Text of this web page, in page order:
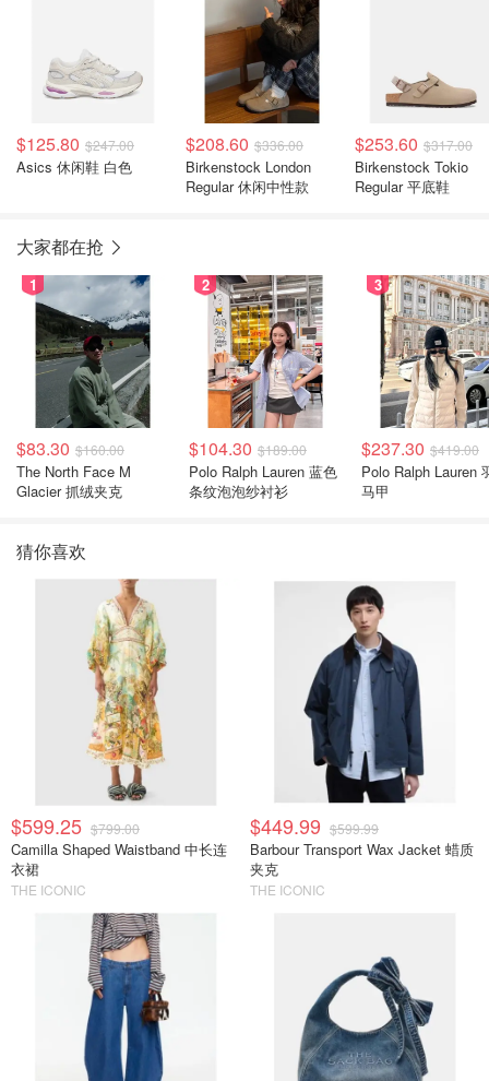
$125.80 $247.00
Asics 休闲鞋 白色
$208.60 $336.00
Birkenstock London
Regular 休闲中性款
$253.60 $317.00
Birkenstock Tokio
Regular 平底鞋
大家都在抢
1
$83.30 $160.00
The North Face M
Glacier 抓绒夹克
2
$104.30 $189.00
Polo Ralph Lauren 蓝色
条纹泡泡纱衬衫
3
$237.30 $419.00
Polo Ralph Lauren
马甲
猜你喜欢
$599.25 $799.00
Camilla Shaped Waistband 中长连
衣裙
THE ICONIC
$449.99 $599.99
Barbour Transport Wax Jacket 蜡质
夹克
THE ICONIC